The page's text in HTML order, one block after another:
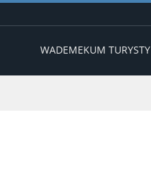
WADEMEKUM TURYSTY